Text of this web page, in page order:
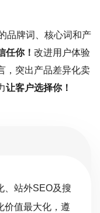
品牌词、核心词和产
任你！ 改进用户体验
，突出产品差异化卖
让客户选择你！
、站外SEO及搜
价值最大化，遵